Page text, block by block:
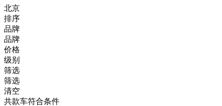
北京
排序
品牌
品牌
价格
级别
筛选
筛选
清空
共款车符合条件